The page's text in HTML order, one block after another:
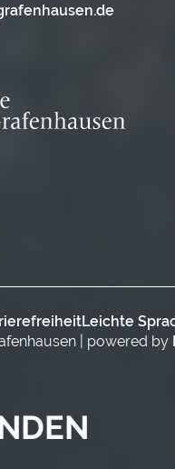
Leichte
| powered by